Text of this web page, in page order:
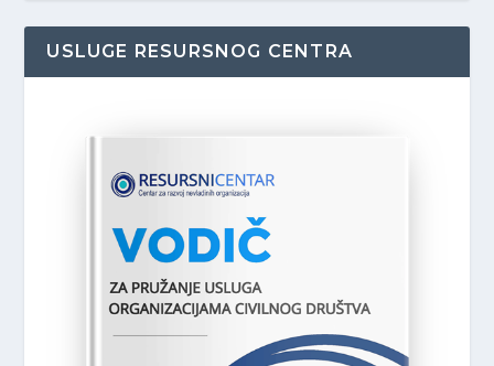
USLUGE RESURSNOG CENTRA